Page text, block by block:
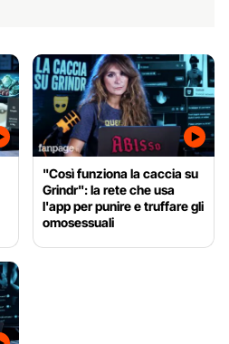
"Così funziona la caccia su
Grindr": la rete che usa
l'app per punire e truffare gli
omosessuali